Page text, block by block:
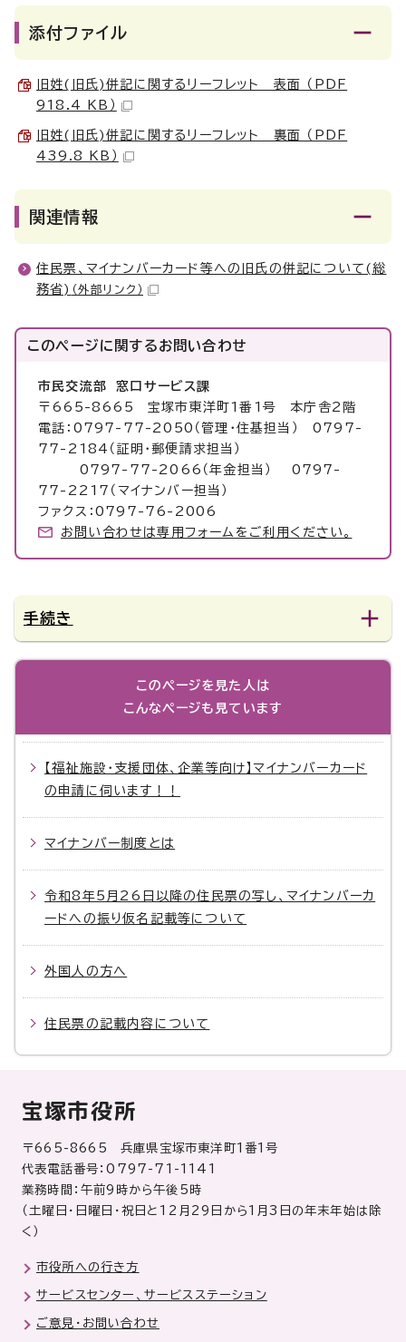
添付ファイル
旧姓(旧氏)併記に関するリーフレット 表面 （PDF
918.4 KB）
旧姓(旧氏)併記に関するリーフレット 裏面 （PDF
439.8 KB）
関連情報
住民票、マイナンバーカード等への旧氏の併記について(総
務省) （外部リンク）
このページに関するお問い合わせ
市民交流部 窓口サービス課
〒665-8665 宝塚市東洋町1番1号 本庁舎2階
電話：0797-77-2050（管理・住基担当） 0797-
77-2184（証明・郵便請求担当）
0797-77-2066（年金担当） 0797-
77-2217（マイナンバー担当）
ファクス：0797-76-2006
お問い合わせは専用フォームをご利用ください。
手続き
このページを見た人は
こんなページも見ています
【福祉施設・支援団体、企業等向け】マイナンバーカード
の申請に伺います！！
マイナンバー制度とは
令和8年5月26日以降の住民票の写し、マイナンバーカ
ードへの振り仮名記載等について
外国人の方へ
住民票の記載内容について
宝塚市役所
〒665-8665 兵庫県宝塚市東洋町1番1号
代表電話番号：0797-71-1141
業務時間：午前9時から午後5時
（土曜日・日曜日・祝日と12月29日から1月3日の年末年始は除
く）
市役所への行き方
サービスセンター、サービスステーション
ご意見・お問い合わせ